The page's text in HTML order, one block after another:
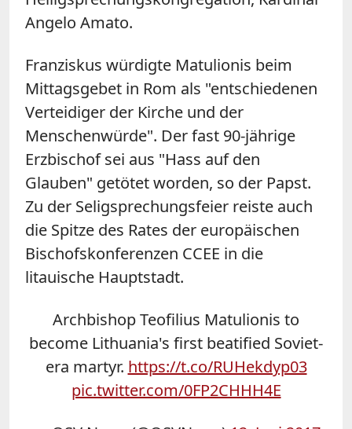
Angelo Amato.
Franziskus würdigte Matulionis beim
Mittagsgebet in Rom als "entschiedenen
Verteidiger der Kirche und der
Menschenwürde". Der fast 90-jährige
Erzbischof sei aus "Hass auf den
Glauben" getötet worden, so der Papst.
Zu der Seligsprechungsfeier reiste auch
die Spitze des Rates der europäischen
Bischofskonferenzen CCEE in die
litauische Hauptstadt.
Archbishop Teofilius Matulionis to
become Lithuania's first beatified Soviet-
era martyr. https://t.co/RUHekdyp03
pic.twitter.com/0FP2CHHH4E